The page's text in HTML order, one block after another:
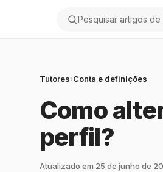
Pesquisa
Tutores›Conta e definições
Como
perfil?
Atualizado em 25 de junho de